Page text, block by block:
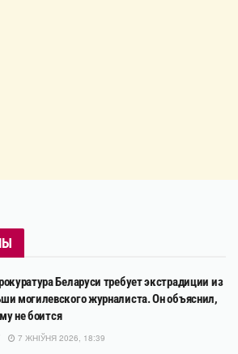
Беларуси требует экстрадиции из
могилевского журналиста. Он объяснил,
не боится
7 ЖНІЎНЯ 2026, 18:39